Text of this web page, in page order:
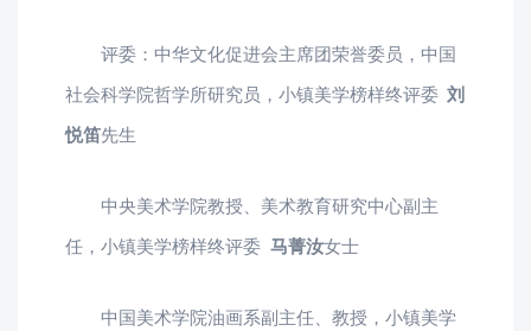
评委：中华文化促进会主席团荣誉委员，中国
社会科学院哲学所研究员，小镇美学榜样终评委 刘
悦笛先生
中央美术学院教授、美术教育研究中心副主
任，小镇美学榜样终评委 马菁汝女士
中国美术学院油画系副主任、教授，小镇美学